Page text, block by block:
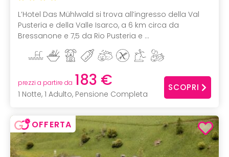
L’Hotel Das Mühlwald si trova all’ingresso della Val
Pusteria e della Valle Isarco, a 6 km circa da
Bressanone e 7,5 da Rio Pusteria e ...
prezzi a partire da 183 €
1 Notte, 1 Adulto, Pensione Completa
SCOPRI
OFFERTA